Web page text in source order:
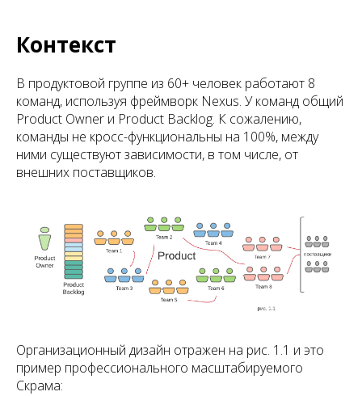
Контекст
В продуктовой группе из 60+ человек работают 8
команд, используя фреймворк Nexus. У команд общий
Product Owner и Product Backlog. К сожалению,
команды не кросс-функциональны на 100%, между
ними существуют зависимости, в том числе, от
внешних поставщиков.
Организационный дизайн отражен на рис. 1.1 и это
пример профессионального масштабируемого
Скрама: